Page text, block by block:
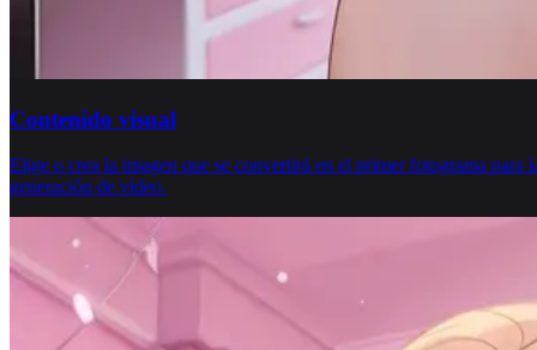
Contenido visual
Elige o crea la imagen que se convertirá en el primer fotograma para
generación de vídeo.